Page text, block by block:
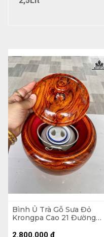
Bình Ủ Trà Gỗ Sưa Đỏ
Krongpa Cao 21 Đường
0,5 Lít
2.800.000 ₫